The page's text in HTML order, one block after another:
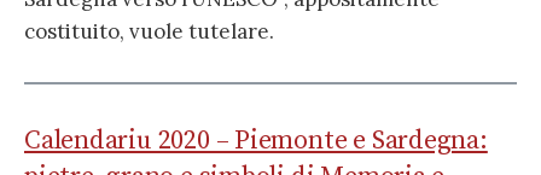
costituito, vuole tutelare.
Calendariu 2020 – Piemonte e Sardegna: